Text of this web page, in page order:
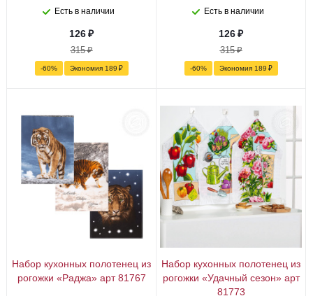
Есть в наличии
126₽
315₽
-60% Экономия 189 ₽
Есть в наличии
126₽
315₽
-60% Экономия 189 ₽
Набор кухонных полотенец из
рогожки «Раджа» арт 81767
Набор кухонных полотенец из
рогожки «Удачный сезон» арт
81773